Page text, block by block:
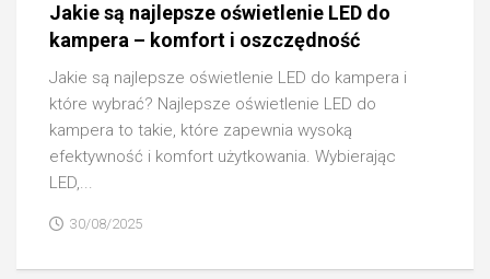
Jakie są najlepsze oświetlenie LED do
kampera – komfort i oszczędność
Jakie są najlepsze oświetlenie LED do kampera i
które wybrać? Najlepsze oświetlenie LED do
kampera to takie, które zapewnia wysoką
efektywność i komfort użytkowania. Wybierając
LED,...
30/08/2025